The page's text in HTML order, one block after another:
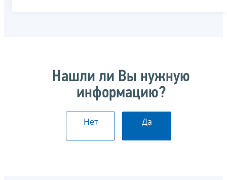
Нашли ли Вы нужную
информацию?
Нет Да